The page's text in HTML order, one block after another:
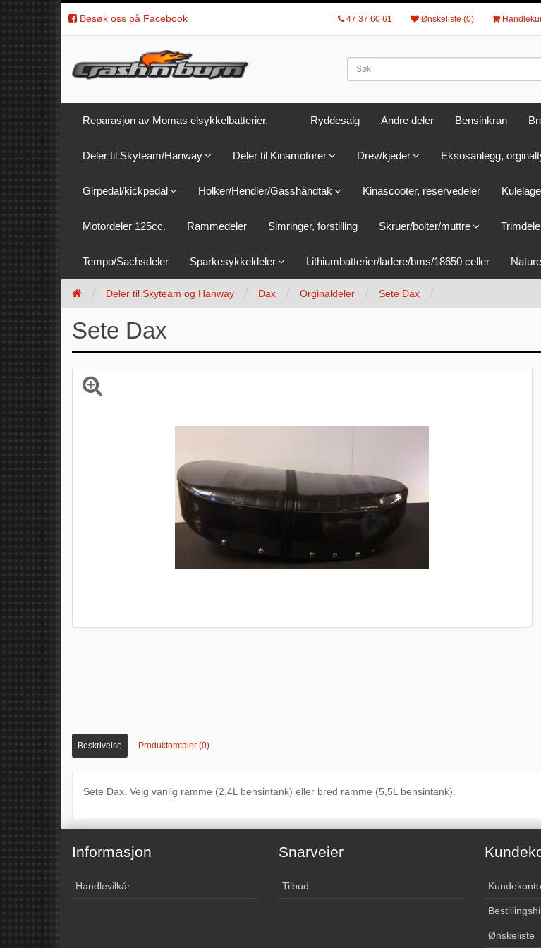
Besøk oss på Facebook 47 37 60 61 Ønskeliste (0)
Reparasjon av Momas elsykkelbatterier. Ryddesalg Andre deler Bensinkran
Deler til Skyteam/Hanway Deler til Kinamotorer Drev/kjeder Eksosanlegg,
Girpedal/kickpedal Holker/Hendler/Gasshåndtak Kinascooter, reservedeler
Motordeler 125cc. Rammedeler Simringer, forstilling Skruer/bolter/muttre
Tempo/Sachsdeler Sparkesykkeldeler Lithiumbatterier/ladere/bms/18650 celler
Deler til Skyteam og Hanway Dax Orginaldeler Sete Dax
Sete Dax
Beskrivelse Produktomtaler (0)
Sete Dax. Velg vanlig ramme (2,4L bensintank) eller bred ramme (5,5L bensintank).
Informasjon
Handlevilkår
Snarveier
Tilbud Kundekonto
Ønskeliste